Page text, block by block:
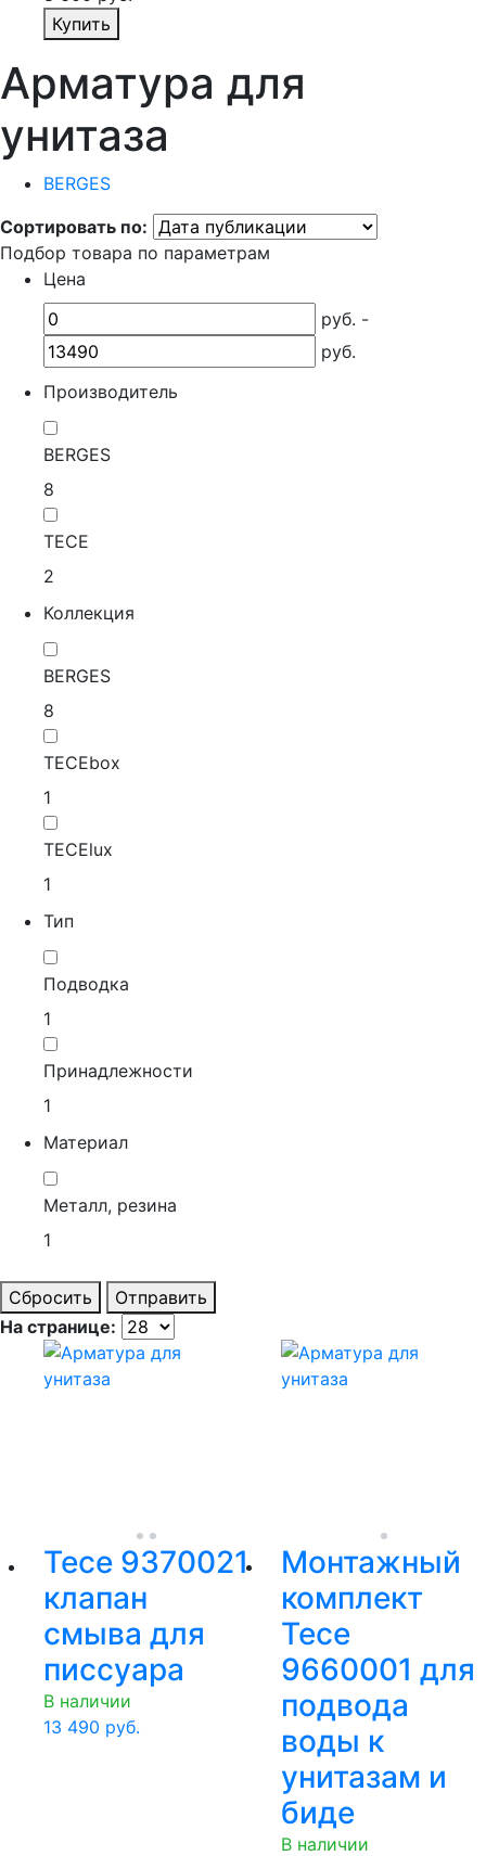
Купить
Арматура для
унитаза
BERGES
Сортировать по:
Подбор товара по параметрам
Цена
руб. -
руб.
Производитель
BERGES
8
TECE
2
Коллекция
BERGES
8
TECEbox
1
TECElux
1
Тип
Подводка
1
Принадлежности
1
Материал
Металл, резина
1
Сбросить
Отправить
На странице:
Tece 9370021
клапан
смыва для
писсуара
В наличии
13 490 руб.
Монтажный
комплект
Tece
9660001 для
подвода
воды к
унитазам и
биде
В наличии